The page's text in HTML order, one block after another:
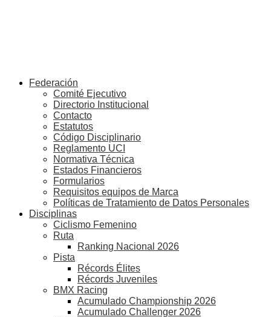
Federación
Comité Ejecutivo
Directorio Institucional
Contacto
Estatutos
Código Disciplinario
Reglamento UCI
Normativa Técnica
Estados Financieros
Formularios
Requisitos equipos de Marca
Políticas de Tratamiento de Datos Personales
Disciplinas
Ciclismo Femenino
Ruta
Ranking Nacional 2026
Pista
Récords Élites
Récords Juveniles
BMX Racing
Acumulado Championship 2026
Acumulado Challenger 2026